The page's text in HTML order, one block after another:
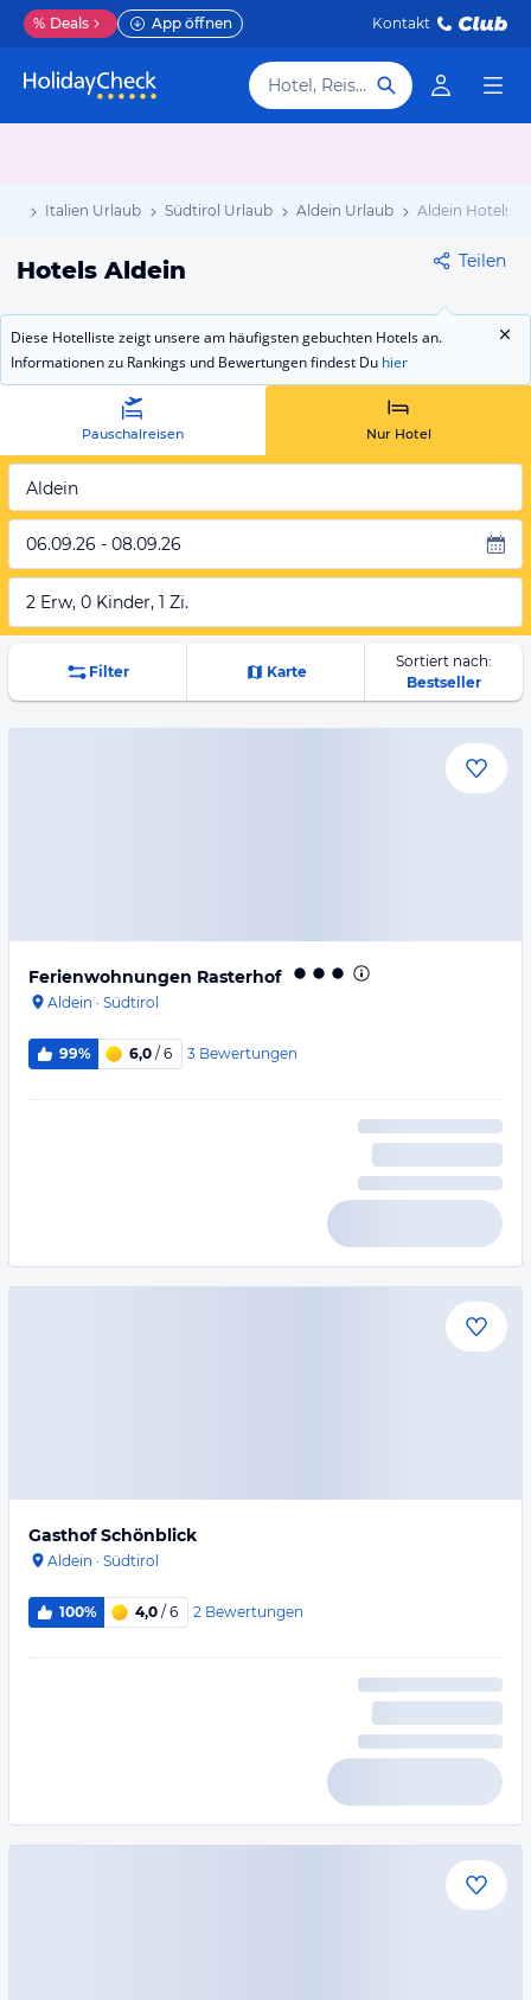
% Deals App öffnen Kontakt
Hotel, Reiseziel
Italien Urlaub Südtirol Urlaub Aldein Urlaub Aldein Hotels
Hotels Aldein Teilen
Diese Hotelliste zeigt unsere am häufigsten gebuchten Hotels an.
Informationen zu Rankings und Bewertungen findest Du hier
Pauschalreisen Nur Hotel
Aldein
06.09.26 - 08.09.26
2 Erw, 0 Kinder, 1 Zi.
Filter Karte
Sortiert nach:
Bestseller
Ferienwohnungen Rasterhof
Aldein · Südtirol
99% 6,0 / 6 3 Bewertungen
Gasthof Schönblick
Aldein · Südtirol
100% 4,0 / 6 2 Bewertungen